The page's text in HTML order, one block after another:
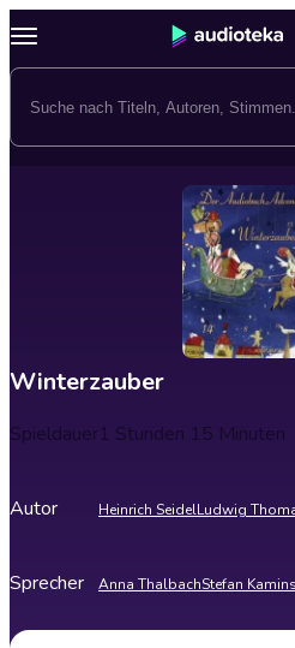
Winterzauber
Spieldauer1 Stunden 15 Minuten
Autor Heinrich SeidelLudwig
Sprecher Anna ThalbachStefan